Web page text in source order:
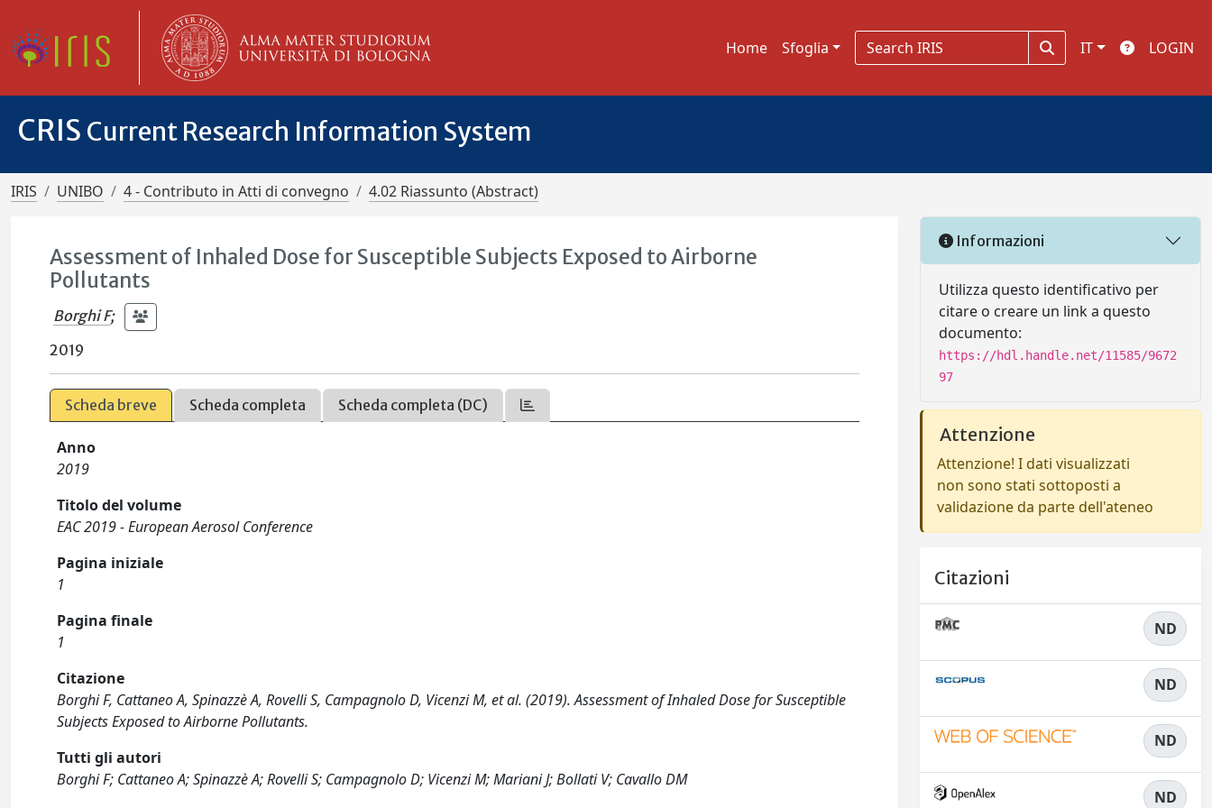
Home Sfoglia IT LOGIN
CRIS Current Research Information System
IRIS UNIBO 4 - Contributo in Atti di convegno 4.02 Riassunto (Abstract)
Assessment of Inhaled Dose for Susceptible Subjects Exposed to Airborne
Pollutants
Borghi F;
2019
Scheda breve Scheda completa Scheda completa (DC)
Anno
2019
Titolo del volume
EAC 2019 - European Aerosol Conference
Pagina iniziale
1
Pagina finale
1
Citazione
Borghi F, Cattaneo A, Spinazzè A, Rovelli S, Campagnolo D, Vicenzi M, et al. (2019). Assessment of Inhaled Dose for Susceptible
Subjects Exposed to Airborne Pollutants.
Tutti gli autori
Borghi F; Cattaneo A; Spinazzè A; Rovelli S; Campagnolo D; Vicenzi M; Mariani J; Bollati V; Cavallo DM
Informazioni
Utilizza questo identificativo per
citare o creare un link a questo
documento:
https://hdl.handle.net/11585/9672
97
Attenzione
Attenzione! I dati visualizzati
non sono stati sottoposti a
validazione da parte dell'ateneo
Citazioni
ND
ND
ND
ND